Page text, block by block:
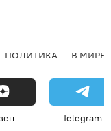
ПОЛИТИКА В МИРЕ
Telegram